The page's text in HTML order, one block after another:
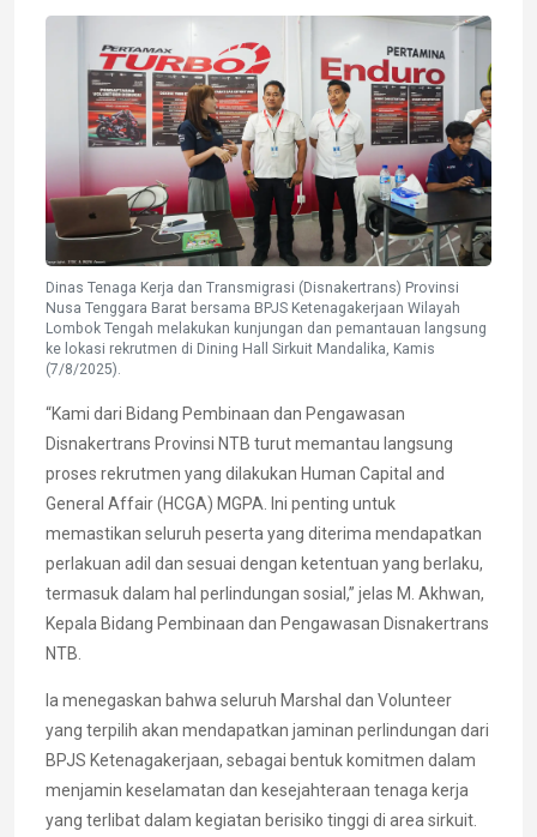
Dinas Tenaga Kerja dan Transmigrasi (Disnakertrans) Provinsi
Nusa Tenggara Barat bersama BPJS Ketenagakerjaan Wilayah
Lombok Tengah melakukan kunjungan dan pemantauan langsung
ke lokasi rekrutmen di Dining Hall Sirkuit Mandalika, Kamis
(7/8/2025).
“Kami dari Bidang Pembinaan dan Pengawasan
Disnakertrans Provinsi NTB turut memantau langsung
proses rekrutmen yang dilakukan Human Capital and
General Affair (HCGA) MGPA. Ini penting untuk
memastikan seluruh peserta yang diterima mendapatkan
perlakuan adil dan sesuai dengan ketentuan yang berlaku,
termasuk dalam hal perlindungan sosial,” jelas M. Akhwan,
Kepala Bidang Pembinaan dan Pengawasan Disnakertrans
NTB.
Ia menegaskan bahwa seluruh Marshal dan Volunteer
yang terpilih akan mendapatkan jaminan perlindungan dari
BPJS Ketenagakerjaan, sebagai bentuk komitmen dalam
menjamin keselamatan dan kesejahteraan tenaga kerja
yang terlibat dalam kegiatan berisiko tinggi di area sirkuit.